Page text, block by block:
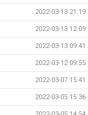
2022-03-13 21:19
2022-03-13 12:09
2022-03-13 09:41
2022-03-12 09:55
2022-03-07 15:41
2022-03-05 15:36